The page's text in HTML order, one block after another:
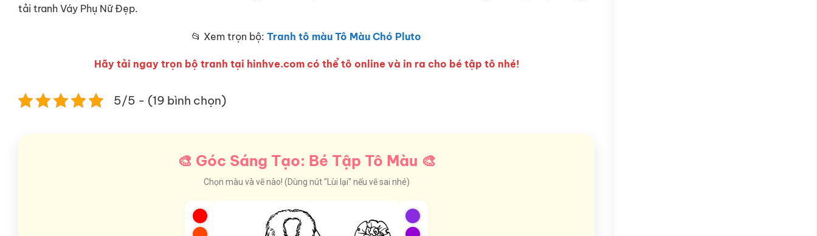
tải tranh Váy Phụ Nữ Đẹp.
📂 Xem trọn bộ: Tranh tô màu Tô Màu Chó Pluto
Hãy tải ngay trọn bộ tranh tại hinhve.com có thể tô online và in ra cho bé tập tô nhé!
5/5 - (19 bình chọn)
🎨 Góc Sáng Tạo: Bé Tập Tô Màu 🎨
Chọn màu và vẽ nào! (Dùng nút "Lùi lại" nếu vẽ sai nhé)